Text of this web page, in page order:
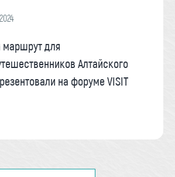
для
Алтайского
на форуме VISIT